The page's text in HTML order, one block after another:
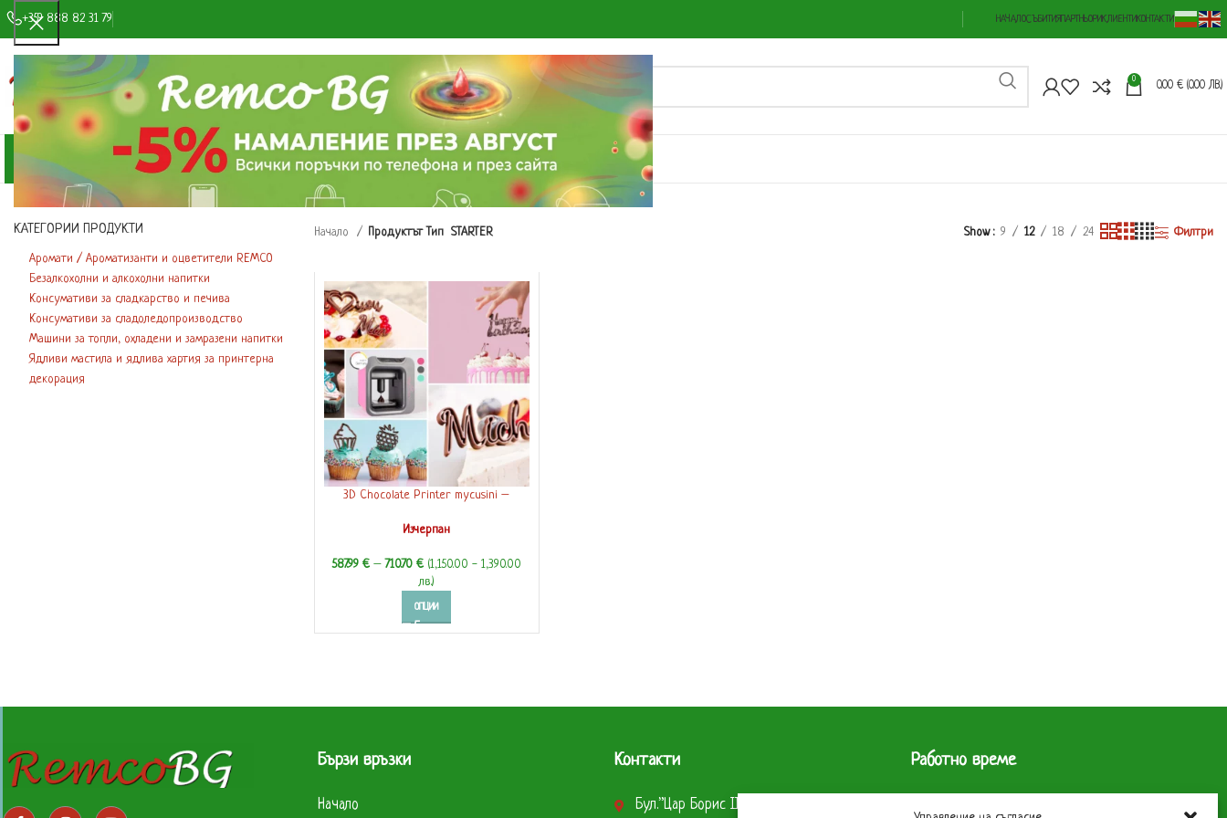
+359 888 82 31 79 НАЧАЛОСЪБИТИЯПАРТНЬОРИКЛИЕНТИКОНТАКТИ
0
0.00 € (0.00 ЛВ.)
КАТЕГОРИИ ПРОДУКТИ МАГАЗИН ЗА НАС СНИМКИ И ВИДЕО
КАТЕГОРИИ ПРОДУКТИ
Аромати / Ароматизанти и оцветители REMCO
Безалкохолни и алкохолни напитки
Консумативи за сладкарство и печива
Консумативи за сладоледопроизводство
Машини за топли, охладени и замразени напитки
Ядливи мастила и ядлива хартия за принтерна
декорация
Начало Продуктът Тип STARTER Show 9 12 18 24 Филтри
3D Chocolate Printer mycusini –
Изчерпан
587.99 € – 710.70 € (1,150.00 - 1,390.00
лв.)
ОПЦИИ
Бързи връзки
Начало
Контакти
Бул.”Цар Борис ІІІ” 290 София 1619
Работно време